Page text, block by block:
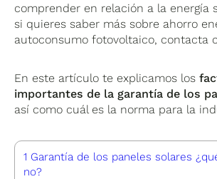
comprender en relación a la energía
si quieres saber más sobre ahorro
autoconsumo fotovoltaico, contacta
En este artículo te explicamos los
importantes de la garantía de los
así como cuál es la norma para la
1 Garantía de los paneles solares
no?